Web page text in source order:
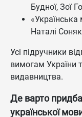
Будної, Зої
Наталі
Усі підручники
вимогам України
видавництва.
Де варто
української